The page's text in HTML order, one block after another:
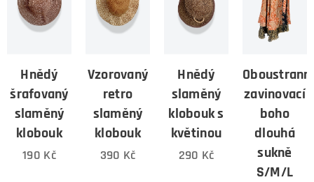
Hnědý
šrafovaný
slaměný
klobouk
190 Kč
Vzorovaný
retro
slaměný
klobouk
390 Kč
Hnědý
slaměný
klobouk s
květinou
290 Kč
zavinovací
boho
dlouhá
sukně
S/M/L